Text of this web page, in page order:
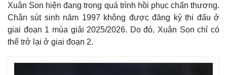
Xuân Son hiện đang trong quá trình hồi phục chấn thương.
Chân sút sinh năm 1997 không được đăng ký thi đấu ở
giai đoạn 1 mùa giải 2025/2026. Do đó, Xuân Son chỉ có
thể trở lại ở giai đoạn 2.